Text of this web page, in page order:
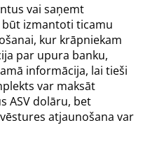
vai saņemt
izmantoti ticamu
kur krāpniekam
par upura banku,
informācija, lai tieši
var maksāt
ASV dolāru, bet
atjaunošana var